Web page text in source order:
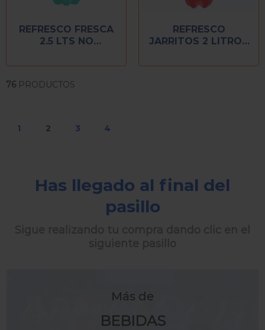
REFRESCO FRESCA
2.5 LTS NO
REFRESCO
JARRITOS 2 LITROS
76 PRODUCTOS
1 2 3 4
Has llegado al final del
pasillo
Más de
BEBIDAS